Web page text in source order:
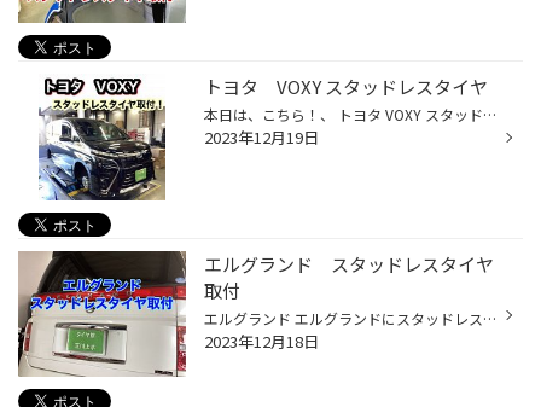
トヨタ VOXY スタッドレスタイヤ
本日は、こちら！、 トヨタ VOXY スタッドレスタイヤの取付です！ トヨタのミニバンの中でも 多くのユーザー様 乗ってらっしゃるイメージです！ ファミリーカーとしても 人気の車種ですよね♪ お選びいただいたのは、こちら！ ブリヂストン アイスパートナー2！ コストパフォーマンスも◎！ ブリヂス...
2023年12月19日
エルグランド スタッドレスタイヤ
取付
エルグランド エルグランドにスタッドレスタイヤ取付ました。 今回取り付けさせて頂いたのは、 BLIZZAK DM-V1 215/65R16 ミニバンですが、使い方によっては、 SUV用スタッドレスタイヤを選んだ方が良い場合もあります♪ スタッドレスタイヤの性能をフルに発揮するためにも、 アライメント調整をさせ...
2023年12月18日